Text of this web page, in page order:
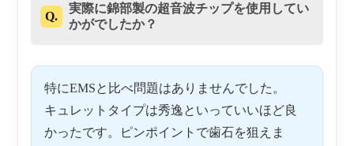
Q.
実際に錦部製の超音波チップを使用してい
かがでしたか？
特にEMSと比べ問題はありませんでした。
キュレットタイプは秀逸といっていいほど良
かったです。ピンポイントで歯石を狙えま